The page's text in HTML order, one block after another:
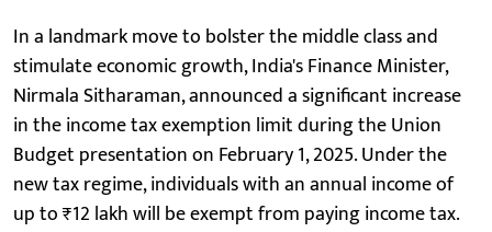
In a landmark move to bolster the middle class and
stimulate economic growth, India's Finance Minister,
Nirmala Sitharaman, announced a significant increase
in the income tax exemption limit during the Union
Budget presentation on February 1, 2025. Under the
new tax regime, individuals with an annual income of
up to ₹12 lakh will be exempt from paying income tax.